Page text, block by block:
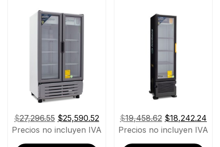
$27,296.55 El
precio
original
$25,590.52El
precio
Precios no incluyen IVA
$19,458.62 El
precio
original
$18,242.24
Precios no incluyen IVA